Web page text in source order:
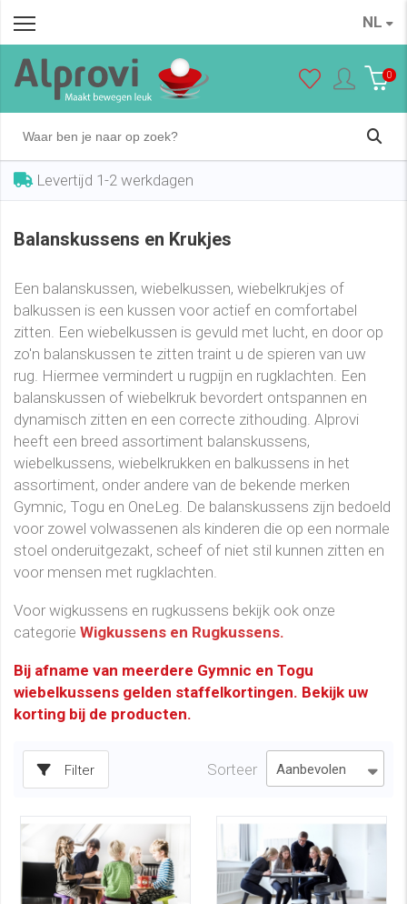
NL
0
Levertijd 1-2 werkdagen
Balanskussens en Krukjes
Een balanskussen, wiebelkussen, wiebelkrukjes of
balkussen is een kussen voor actief en comfortabel
zitten. Een wiebelkussen is gevuld met lucht, en door op
zo'n balanskussen te zitten traint u de spieren van uw
rug. Hiermee vermindert u rugpijn en rugklachten. Een
balanskussen of wiebelkruk bevordert ontspannen en
dynamisch zitten en een correcte zithouding. Alprovi
heeft een breed assortiment balanskussens,
wiebelkussens, wiebelkrukken en balkussens in het
assortiment, onder andere van de bekende merken
Gymnic, Togu en OneLeg. De balanskussens zijn bedoeld
voor zowel volwassenen als kinderen die op een normale
stoel onderuitgezakt, scheef of niet stil kunnen zitten en
voor mensen met rugklachten.
Voor wigkussens en rugkussens bekijk ook onze
categorie Wigkussens en Rugkussens.
Bij afname van meerdere Gymnic en Togu
wiebelkussens gelden staffelkortingen. Bekijk uw
korting bij de producten.
Filter Sorteer